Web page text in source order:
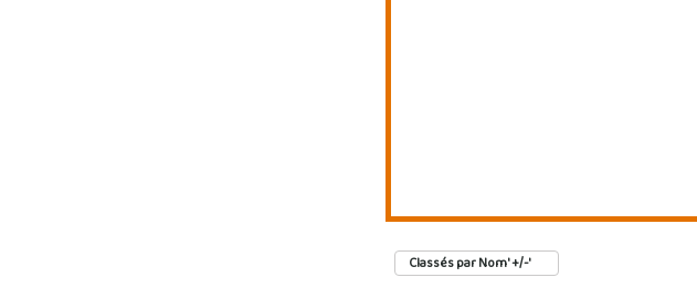
Classés par Nom ' +/-'